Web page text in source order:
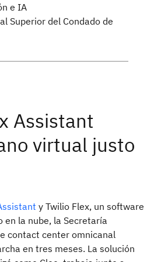
e IA
Superior del Condado de
y Twilio Flex, un software
la nube, la Secretaría
contact center omnicanal
en tres meses. La solución